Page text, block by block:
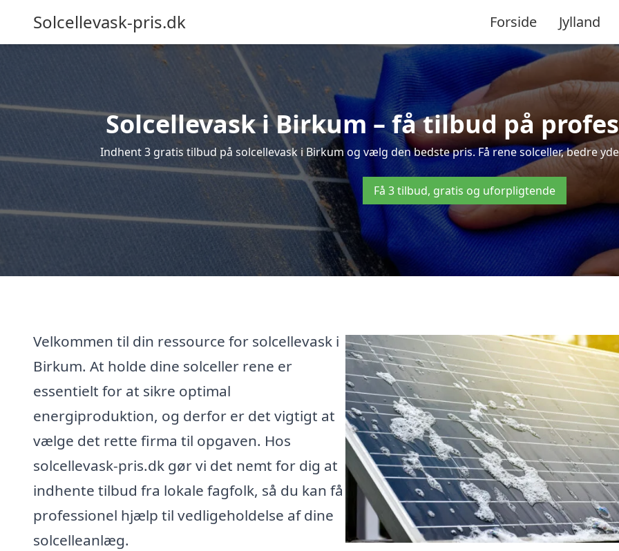
Solcellevask-pris.dk Forside Jylland
Solcellevask i Birkum – få tilbud på
Indhent 3 gratis tilbud på solcellevask i Birkum og vælg den bedste pris. Få rene solceller, bedre
Få 3 tilbud, gratis og uforpligtende
Velkommen til din ressource for solcellevask i
Birkum. At holde dine solceller rene er
essentielt for at sikre optimal
energiproduktion, og derfor er det vigtigt at
vælge det rette firma til opgaven. Hos
solcellevask-pris.dk gør vi det nemt for dig at
indhente tilbud fra lokale fagfolk, så du kan få
professionel hjælp til vedligeholdelse af dine
solcelleanlæg.